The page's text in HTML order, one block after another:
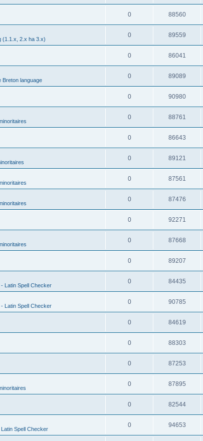
0 88560
(1.1.x, 2.x ha 3.x)
0 89559
0 86041
Breton language
0 89089
0 90980
0 88761
0 86643
0 89121
0 87561
0 87476
0 92271
0 87668
0 89207
Latin Spell Checker
0 84435
Latin Spell Checker
0 90785
0 84619
0 88303
0 87253
0 87895
0 82544
Spell Checker
0 94653